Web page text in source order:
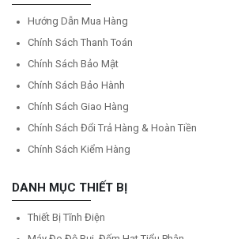
Hướng Dẫn Mua Hàng
Chính Sách Thanh Toán
Chính Sách Bảo Mật
Chính Sách Bảo Hành
Chính Sách Giao Hàng
Chính Sách Đổi Trả Hàng & Hoàn Tiền
Chính Sách Kiểm Hàng
DANH MỤC THIẾT BỊ
Thiết Bị Tĩnh Điện